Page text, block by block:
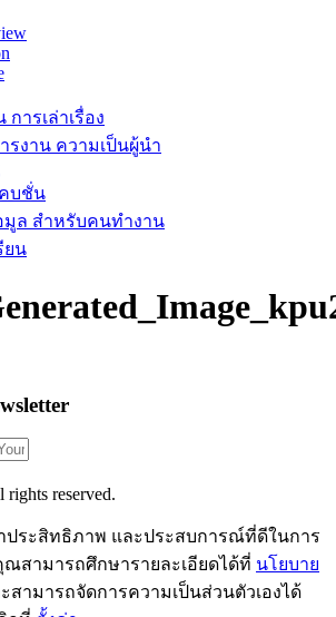
การเล่าเรื่อง
รงาน ความเป็นผู้นำ
บชั่น
มูล สำหรับคนทำงาน
ยน
reserved.
ประสิทธิภาพ และประสบการณ์ที่ดีในการ
สามารถศึกษารายละเอียดได้ที่ นโยบาย
สามารถจัดการความเป็นส่วนตัวเองได้